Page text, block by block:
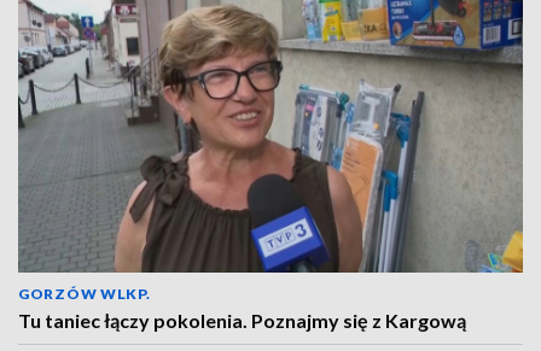
GORZÓW WLKP.
Tu taniec łączy pokolenia. Poznajmy się z Kargową